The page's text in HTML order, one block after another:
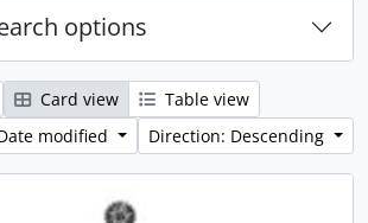
options
Card view
Table view
modified
Direction: Descending